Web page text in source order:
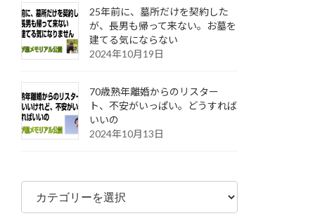
25年前に、墓所だけを契約した
が、長男も帰って来ない。お墓を
建てる気にならない
2024年10月19日
70歳熟年離婚からのリスター
ト、不安がいっぱい。どうすれば
いいの
2024年10月13日
カ
ゴ